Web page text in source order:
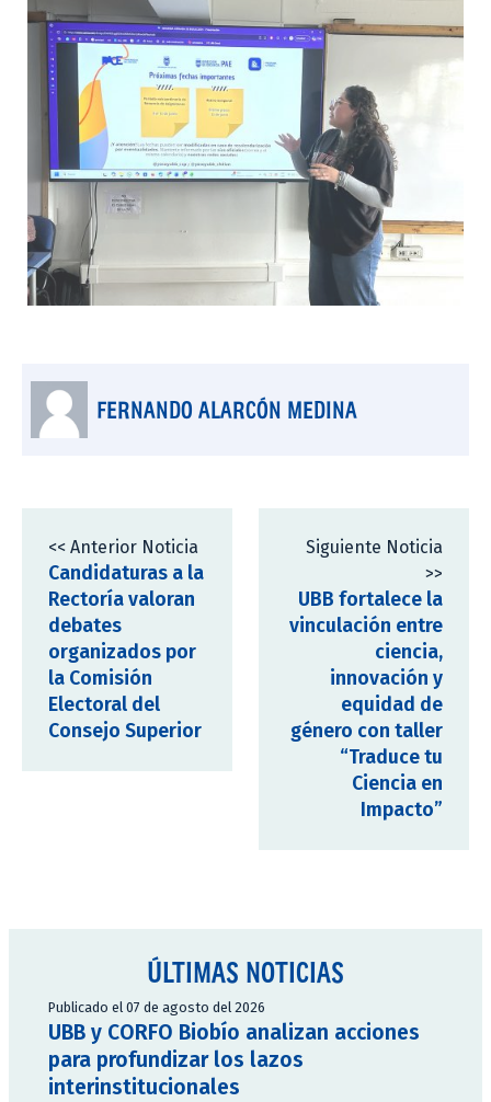
FERNANDO ALARCÓN MEDINA
<< Anterior Noticia
Candidaturas a la
Rectoría valoran
debates
organizados por
la Comisión
Electoral del
Consejo Superior
Siguiente Noticia
>>
UBB fortalece la
vinculación entre
ciencia,
innovación y
equidad de
género con taller
“Traduce tu
Ciencia en
Impacto”
ÚLTIMAS NOTICIAS
Publicado el 07 de agosto del 2026
UBB y CORFO Biobío analizan acciones
para profundizar los lazos
interinstitucionales